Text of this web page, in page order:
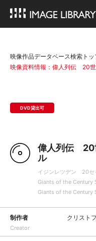
映像作品データベース検索トッ
映像資料情報：偉人列伝 20
DVD貸出可
偉人列伝 20
ル
イジンレツデン 20セ
Giants of the Century
Giants of the Century
制作者
Creator
クリスト